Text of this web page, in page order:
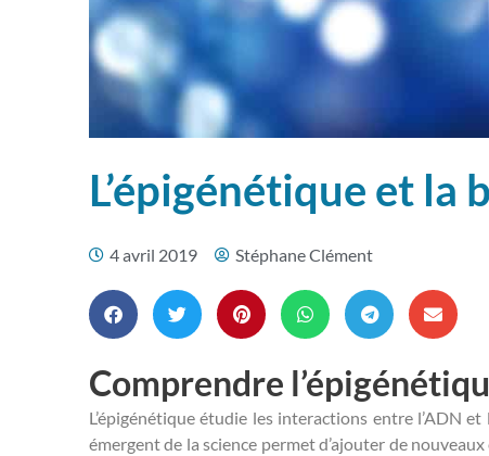
L’épigénétique et la
4 avril 2019 Stéphane Clément
Comprendre
L’épigénétique étudie les interactions entre l’ADN
émergent de la science permet d’ajouter de